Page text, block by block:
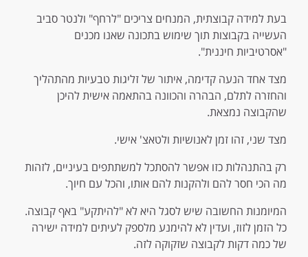
בעת למידה קבוצתית, המנחים צריכים "לרחף" ולנטר סביב
העשייה בקבוצות תוך שימוש בתכונה שאנו מכנים
"אסרטיביות חיננית".
מצד אחד הנעה קדימה, איתור של זליגות טבעיות מהתהליך
והחזרה לתלם, הבהרה והכוונה בהתאמה אישית להיכן
שהקבוצה נמצאת.
מצד שני, זהו זמן לאנושיות ולטאצ' אישי.
רק בהתנהלות כזו אפשר להסתכל למשתתפים בעיניים, לזהות
מה הכי חסר להם ולהקנות להם אותו, והכל עם חיוך.
המיומנות החשובה שיש לסגל היא לא "להיתקע" באף קבוצה.
כל הזמן לזוז, ועדין לא להימנע מלספק לעיתים למידה ישירה
של כמה דקות לקבוצה שזקוקה לזה.